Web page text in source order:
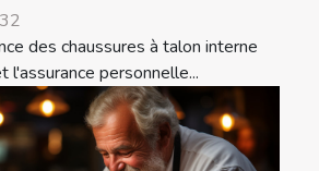
des chaussures à talon interne
l'assurance personnelle...